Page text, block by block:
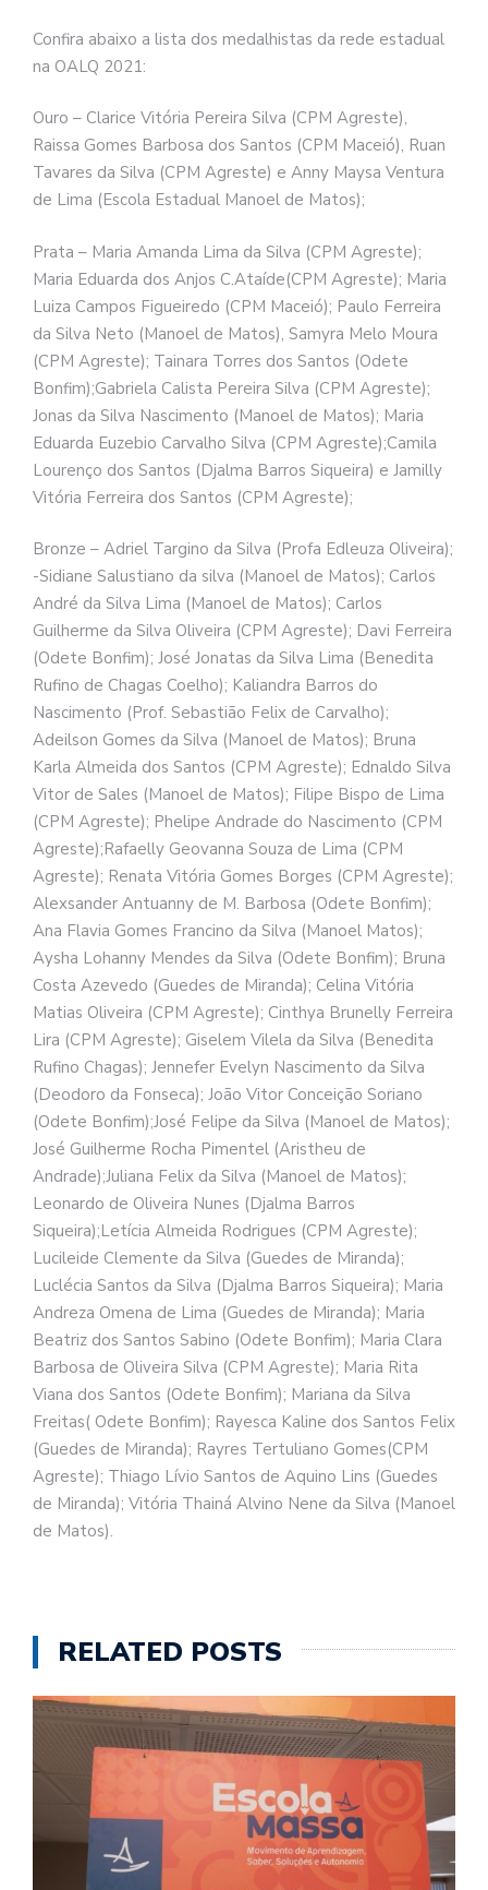
Confira abaixo a lista dos medalhistas da rede estadual
na OALQ 2021:
Ouro – Clarice Vitória Pereira Silva (CPM Agreste),
Raissa Gomes Barbosa dos Santos (CPM Maceió), Ruan
Tavares da Silva (CPM Agreste) e Anny Maysa Ventura
de Lima (Escola Estadual Manoel de Matos);
Prata – Maria Amanda Lima da Silva (CPM Agreste);
Maria Eduarda dos Anjos C.Ataíde(CPM Agreste); Maria
Luiza Campos Figueiredo (CPM Maceió); Paulo Ferreira
da Silva Neto (Manoel de Matos), Samyra Melo Moura
(CPM Agreste); Tainara Torres dos Santos (Odete
Bonfim);Gabriela Calista Pereira Silva (CPM Agreste);
Jonas da Silva Nascimento (Manoel de Matos); Maria
Eduarda Euzebio Carvalho Silva (CPM Agreste);Camila
Lourenço dos Santos (Djalma Barros Siqueira) e Jamilly
Vitória Ferreira dos Santos (CPM Agreste);
Bronze – Adriel Targino da Silva (Profa Edleuza Oliveira);
-Sidiane Salustiano da silva (Manoel de Matos); Carlos
André da Silva Lima (Manoel de Matos); Carlos
Guilherme da Silva Oliveira (CPM Agreste); Davi Ferreira
(Odete Bonfim); José Jonatas da Silva Lima (Benedita
Rufino de Chagas Coelho); Kaliandra Barros do
Nascimento (Prof. Sebastião Felix de Carvalho);
Adeilson Gomes da Silva (Manoel de Matos); Bruna
Karla Almeida dos Santos (CPM Agreste); Ednaldo Silva
Vitor de Sales (Manoel de Matos); Filipe Bispo de Lima
(CPM Agreste); Phelipe Andrade do Nascimento (CPM
Agreste);Rafaelly Geovanna Souza de Lima (CPM
Agreste); Renata Vitória Gomes Borges (CPM Agreste);
Alexsander Antuanny de M. Barbosa (Odete Bonfim);
Ana Flavia Gomes Francino da Silva (Manoel Matos);
Aysha Lohanny Mendes da Silva (Odete Bonfim); Bruna
Costa Azevedo (Guedes de Miranda); Celina Vitória
Matias Oliveira (CPM Agreste); Cinthya Brunelly Ferreira
Lira (CPM Agreste); Giselem Vilela da Silva (Benedita
Rufino Chagas); Jennefer Evelyn Nascimento da Silva
(Deodoro da Fonseca); João Vitor Conceição Soriano
(Odete Bonfim);José Felipe da Silva (Manoel de Matos);
José Guilherme Rocha Pimentel (Aristheu de
Andrade);Juliana Felix da Silva (Manoel de Matos);
Leonardo de Oliveira Nunes (Djalma Barros
Siqueira);Letícia Almeida Rodrigues (CPM Agreste);
Lucileide Clemente da Silva (Guedes de Miranda);
Luclécia Santos da Silva (Djalma Barros Siqueira); Maria
Andreza Omena de Lima (Guedes de Miranda); Maria
Beatriz dos Santos Sabino (Odete Bonfim); Maria Clara
Barbosa de Oliveira Silva (CPM Agreste); Maria Rita
Viana dos Santos (Odete Bonfim); Mariana da Silva
Freitas( Odete Bonfim); Rayesca Kaline dos Santos Felix
(Guedes de Miranda); Rayres Tertuliano Gomes(CPM
Agreste); Thiago Lívio Santos de Aquino Lins (Guedes
de Miranda); Vitória Thainá Alvino Nene da Silva (Manoel
de Matos).
RELATED POSTS